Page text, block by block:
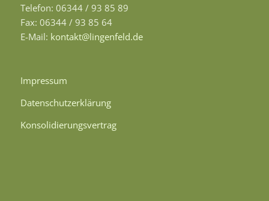
Telefon: 06344 / 93 85 89
Fax: 06344 / 93 85 64
E-Mail: kontakt@lingenfeld.de
Impressum
Datenschutzerklärung
Konsolidierungsvertrag